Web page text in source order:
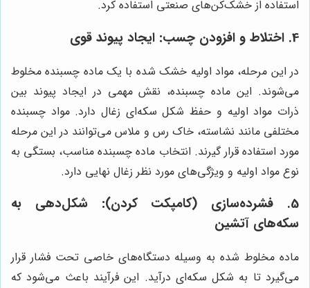
استفاده از خشک‌کن‌های صنعتی استفاده کرد.
4. اختلاط و افزودن چسب: ایجاد پیوند قوی
در این مرحله، مواد اولیه خشک شده با یک ماده چسبنده مخلوط
می‌شوند. این ماده چسبنده، نقش مهمی در ایجاد پیوند بین
ذرات مواد اولیه و حفظ شکل سکه‌ای زغال دارد. مواد چسبنده
مختلفی مانند نشاسته، خاک رس و ملاس می‌توانند در این مرحله
مورد استفاده قرار گیرند. انتخاب ماده چسبنده مناسب، بستگی به
نوع مواد اولیه و ویژگی‌های مورد نظر زغال نهایی دارد.
5. فشرده‌سازی (کامپکت کردن): شکل‌دهی به
سکه‌های آتشین
ماده مخلوط شده به وسیله دستگاه‌های خاصی تحت فشار قرار
می‌گیرد تا به شکل سکه‌ای درآید. این فرآیند باعث می‌شود که